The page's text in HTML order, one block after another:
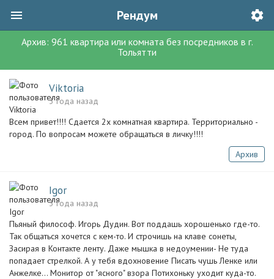
Рендум
Архив: 961 квартира или комната без посредников в г.
Тольятти
Viktoria
3 года назад
Всем привет!!!! Сдается 2х комнатная квартира. Территориально -
город. По вопросам можете обращаться в личку!!!!
Архив
Igor
3 года назад
Пьяный философ. Игорь Дудин. Вот поддашь хорошенько где-то.
Так общаться хочется с кем-то. И строчишь на клаве сонеты,
Засирая в Контакте ленту. Даже мышка в недоумении- Не туда
попадает стрелкой. А у тебя вдохновение Писать чушь Ленке или
Анжелке... Монитор от "ясного" взора Потихоньку уходит куда-то.